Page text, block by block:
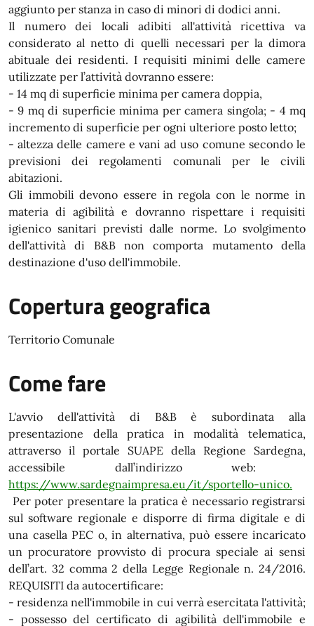
aggiunto per stanza in caso di minori di dodici anni.
Il numero dei locali adibiti all'attività ricettiva va
considerato al netto di quelli necessari per la dimora
abituale dei residenti. I requisiti minimi delle camere
utilizzate per l’attività dovranno essere:
- 14 mq di superficie minima per camera doppia,
- 9 mq di superficie minima per camera singola; - 4 mq
incremento di superficie per ogni ulteriore posto letto;
- altezza delle camere e vani ad uso comune secondo le
previsioni dei regolamenti comunali per le civili
abitazioni.
Gli immobili devono essere in regola con le norme in
materia di agibilità e dovranno rispettare i requisiti
igienico sanitari previsti dalle norme. Lo svolgimento
dell'attività di B&B non comporta mutamento della
destinazione d'uso dell'immobile.
Copertura geografica
Territorio Comunale
Come fare
L'avvio dell'attività di B&B è subordinata alla
presentazione della pratica in modalità telematica,
attraverso il portale SUAPE della Regione Sardegna,
accessibile dall’indirizzo web:
https://www.sardegnaimpresa.eu/it/sportello-unico.
Per poter presentare la pratica è necessario registrarsi
sul software regionale e disporre di firma digitale e di
una casella PEC o, in alternativa, può essere incaricato
un procuratore provvisto di procura speciale ai sensi
dell’art. 32 comma 2 della Legge Regionale n. 24/2016.
REQUISITI da autocertificare:
- residenza nell'immobile in cui verrà esercitata l'attività;
- possesso del certificato di agibilità dell'immobile e